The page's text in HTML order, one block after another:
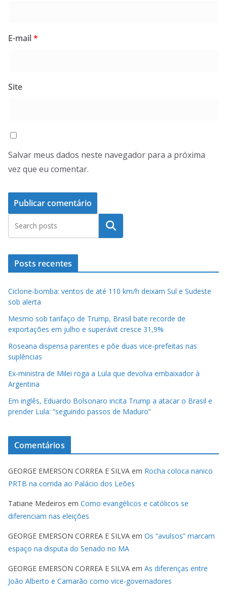
E-mail*
Site
Salvar meus dados neste navegador para a próxima
vez que eu comentar.
Pesquisar
Posts recentes
Ciclone-bomba: ventos de até 110 km/h deixam Sul e Sudeste
sob alerta
Mesmo sob tarifaço de Trump, Brasil bate recorde de
exportações em julho e superávit cresce 31,9%
Roseana dispensa parentes e põe duas vice-prefeitas nas
suplências
Ex-ministra de Milei roga a Lula que devolva embaixador à
Argentina
Em inglês, Eduardo Bolsonaro incita Trump a atacar o Brasil e
prender Lula: “seguindo passos de Maduro”
Comentários
GEORGE EMERSON CORREA E SILVA em Rocha coloca nanico
PRTB na corrida ao Palácio dos Leões
Tatiane Medeiros em Como evangélicos e católicos se
diferenciam nas eleições
GEORGE EMERSON CORREA E SILVA em Os “avulsos” marcam
espaço na disputa do Senado no MA
GEORGE EMERSON CORREA E SILVA em As diferenças entre
João Alberto e Camarão como vice-governadores